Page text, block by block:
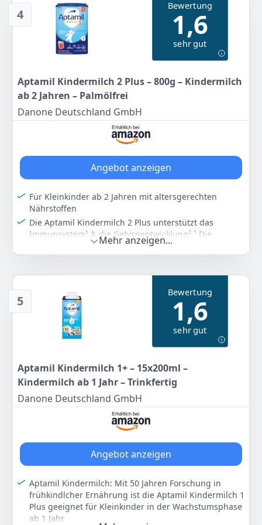
Jahr als Milchgetränk zum Frühstück, Abendessen
oder für zwischendurch.
Die Kindermilch vereint zudem eine einzigartige
Nährstoffkombination mit ALA (Omega-3)³ ³ Calcium
und Eisen / ALA (Omega-3) trägt zur normalen Gehirn-
Lieferumfang: 1 x 800g Aptamil Kindermilch 1 Plus
Kindermilch / Mit pflanzlichen Ölen ohne Palmöl
Farbe Hersteller
Aptamil
14
4
Bewertung
1,6
sehr gut
Aptamil Kindermilch 2 Plus – 800g – Kindermilch
ab 2 Jahren – Palmölfrei
Danone Deutschland GmbH
Angebot anzeigen
Für Kleinkinder ab 2 Jahren mit altersgerechten
Nährstoffen
Die Aptamil Kindermilch 2 Plus unterstützt das
Immunsystem¹ & die Gehirnentwicklung² ¹ Die
Vitamine A, C & D tragen zu einem gesunden
Immunsystem bei. ² ALA (Omega-3) trägt zur
Jahren als Milchgetränk zum Frühstück, Abendessen
oder für zwischendurch.
Die Kindermilch vereint zudem eine einzigartige
Nährstoffkombination mit ALA (Omega-3)³ ³ Calcium
und Eisen / ALA (Omega-3) trägt zur normalen Gehirn-
Lieferumfang: 1 x 800g Aptamil Kindermilch 2 Plus
Kindermilch / Mit pflanzlichen Ölen ohne Palmöl
Farbe Hersteller
Aptamil
14
Mehr anzeigen...
5
Bewertung
1,6
sehr gut
Aptamil Kindermilch 1+ – 15x200ml –
Kindermilch ab 1 Jahr – Trinkfertig
Danone Deutschland GmbH
Angebot anzeigen
Aptamil Kindermilch: Mit 50 Jahren Forschung in
frühkindlcher Ernährung ist die Aptamil Kindermilch 1
Plus geeignet für Kleinkinder in der Wachstumsphase
ab 1 Jahr